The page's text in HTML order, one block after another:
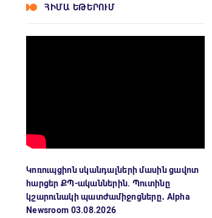
ՀԻՄԱ ԵԹԵՐՈՒՄ
Կոռուպցիոն սկանդալների մասին ցավոտ
հարցեր ՔՊ-ականներին. Պուտինը
կշարունակի պատժամիջոցները․ Alpha
Newsroom 03.08.2026